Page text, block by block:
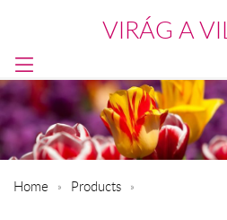
VIRÁG A
Home Products